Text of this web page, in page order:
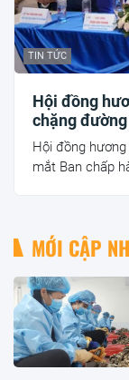
TIN TỨC
Hội đồng
chặng
Hội đồng
mắt Ban chấp
MỚI CẬP